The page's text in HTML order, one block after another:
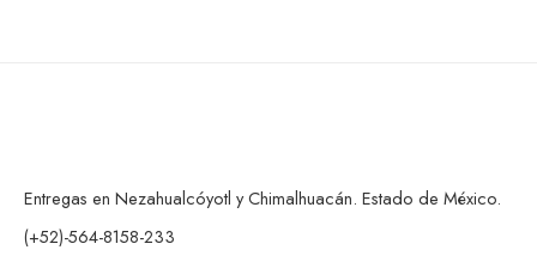
Entregas en Nezahualcóyotl y Chimalhuacán. Estado de México.
(+52)-564-8158-233